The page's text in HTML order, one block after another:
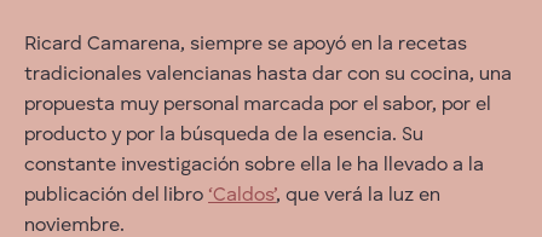
Ricard Camarena, siempre se apoyó en la recetas
tradicionales valencianas hasta dar con su cocina, una
propuesta muy personal marcada por el sabor, por el
producto y por la búsqueda de la esencia. Su
constante investigación sobre ella le ha llevado a la
publicación del libro ‘Caldos’, que verá la luz en
noviembre.